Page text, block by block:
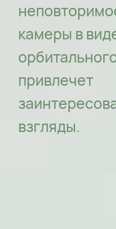
камеры в
привлечет
взгляды.